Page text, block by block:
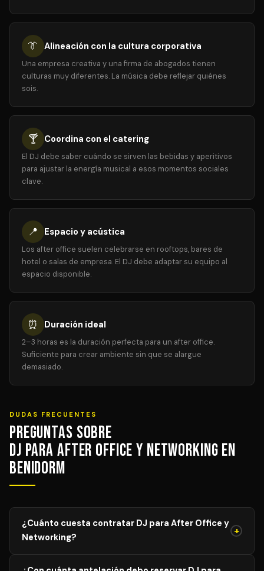
👔 Alineación con la cultura corporativa
Una empresa creativa y una firma de abogados tienen
culturas muy diferentes. La música debe reflejar quiénes
sois.
🍸 Coordina con el catering
El DJ debe saber cuándo se sirven las bebidas y aperitivos
para ajustar la energía musical a esos momentos sociales
clave.
📍 Espacio y acústica
Los after office suelen celebrarse en rooftops, bares de
hotel o salas de empresa. El DJ debe adaptar su equipo al
espacio disponible.
⏰ Duración ideal
2–3 horas es la duración perfecta para un after office.
Suficiente para crear ambiente sin que se alargue
demasiado.
DUDAS FRECUENTES
Preguntas sobre
DJ para After Office y Networking en
Benidorm
¿Cuánto cuesta contratar DJ para After Office y
Networking?
+